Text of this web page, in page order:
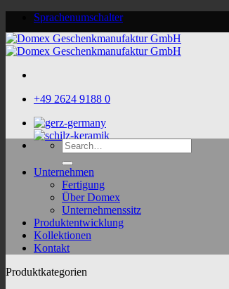
content
Sprachenumschalter
+49 2624 9188 0
Search
for:
Unternehmen
Fertigung
Über Domex
Unternehmenssitz
Produktentwicklung
Kollektionen
Kontakt
Produktkategorien